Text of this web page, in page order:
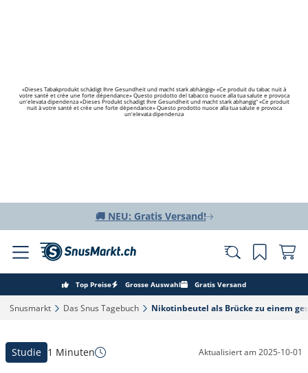
«Dieses Tabakprodukt schädigt Ihre Gesundheit und macht stark abhängig» «Ce produit du tabac nuit à
votre santé et crée une forte dépendance» Questo prodotto del tabacco nuoce alla tua salute e provoca
un'elevata dipendenza «Dieses Produkt schadigt Ihre Gesundheit und macht stark abhangig" «Ce produit
nuit à votre santé et crée une forte dépendance» Questo prodotto nuoce alla tua salute e provoca
un'elevata dipendenza
🚚 NEU: Gratis Versand!
Top Preise Grosse Auswahl Gratis Versand
Snusmarkt‎ Das Snus Tagebuch‎ Nikotinbeutel als Brücke zu einem
Studie 1 Minuten Aktualisiert am2025-10-01